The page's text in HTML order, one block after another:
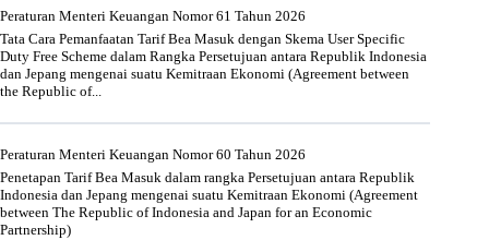
Peraturan Menteri Keuangan Nomor 61 Tahun 2026
Tata Cara Pemanfaatan Tarif Bea Masuk dengan Skema User Specific
Duty Free Scheme dalam Rangka Persetujuan antara Republik Indonesia
dan Jepang mengenai suatu Kemitraan Ekonomi (Agreement between
the Republic of...
Peraturan Menteri Keuangan Nomor 60 Tahun 2026
Penetapan Tarif Bea Masuk dalam rangka Persetujuan antara Republik
Indonesia dan Jepang mengenai suatu Kemitraan Ekonomi (Agreement
between The Republic of Indonesia and Japan for an Economic
Partnership)